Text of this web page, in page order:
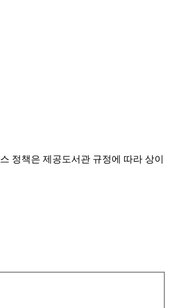
정책은 제공도서관 규정에 따라 상이